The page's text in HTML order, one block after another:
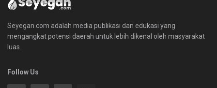
Seyegan.com adalah media publikasi dan edukasi yang
mengangkat potensi daerah untuk lebih dikenal oleh masyarakat
luas.
Follow Us